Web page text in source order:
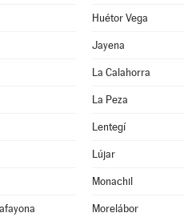
Huétor Vega
Jayena
La Calahorra
La Peza
Lentegí
Lújar
Monachil
Morelábor